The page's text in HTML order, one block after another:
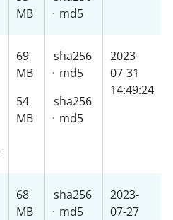
MB
· md5
69
MB
54
MB
sha256
· md5
sha256
· md5
2023-
07-31
14:49:24
68
MB
sha256
· md5
2023-
07-27